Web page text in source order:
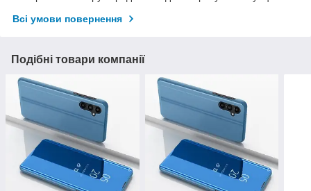
Всі умови повернення
Подібні товари компанії